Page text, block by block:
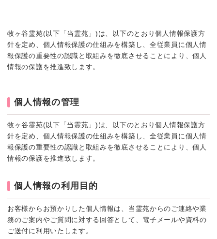
牧ヶ谷霊苑(以下「当霊苑」)は、以下のとおり個人情報保護方
針を定め、個人情報保護の仕組みを構築し、全従業員に個人情
報保護の重要性の認識と取組みを徹底させることにより、個人
情報の保護を推進致します。
個人情報の管理
牧ヶ谷霊苑(以下「当霊苑」)は、以下のとおり個人情報保護方
針を定め、個人情報保護の仕組みを構築し、全従業員に個人情
報保護の重要性の認識と取組みを徹底させることにより、個人
情報の保護を推進致します。
個人情報の利用目的
お客様からお預かりした個人情報は、当霊苑からのご連絡や業
務のご案内やご質問に対する回答として、電子メールや資料の
ご送付に利用いたします。